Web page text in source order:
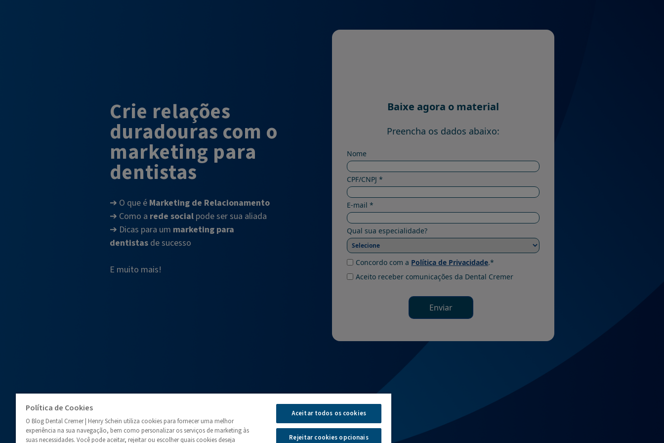
Crie relações
duradouras com o
marketing para
dentistas
➔ O que é Marketing de Relacionamento
➔ Como a rede social pode ser sua aliada
➔ Dicas para um marketing para
dentistas de sucesso
E muito mais!
Política de Cookies
O Blog Dental Cremer | Henry Schein utiliza cookies para fornecer uma melhor
experiência na sua navegação, bem como personalizar os serviços de marketing às
suas necessidades. Você pode aceitar, rejeitar ou escolher quais cookies deseja
Aceitar todos os cookies
Rejeitar cookies opcionais